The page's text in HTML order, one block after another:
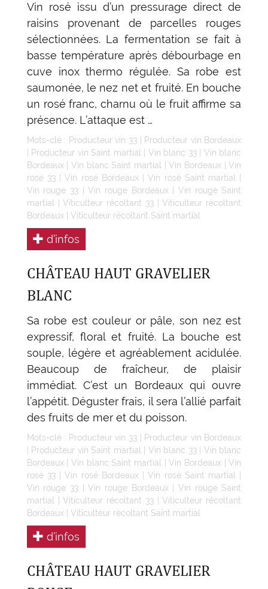
Vin rosé issu d’un pressurage direct de
raisins provenant de parcelles rouges
sélectionnées. La fermentation se fait à
basse température après débourbage en
cuve inox thermo régulée. Sa robe est
saumonée, le nez net et fruité. En bouche
un rosé franc, charnu où le fruit affirme sa
présence. L’attaque est …
Mots-clé : Producteur vin 33
Producteur vin Bordeaux
Producteur vin Saint martial| Vin blanc 33| Vin blanc
Bordeaux|Vin blanc Saint martial |Vin Bordeaux|Vin
rosé 33 |Vin rosé Bordeaux|Vin rosé Saint martial
Vin rouge 33 |Vin rouge Bordeaux| Vin rouge Saint
martial|Viticulteur récoltant 33|Viticulteur récoltant
Bordeaux| Viticulteur récoltant Saint martial
d’infos
CHÂTEAU HAUT GRAVELIER
BLANC
Sa robe est couleur or pâle, son nez est
expressif, floral et fruité. La bouche est
souple, légère et agréablement acidulée.
Beaucoup de fraîcheur, de plaisir
immédiat. C’est un Bordeaux qui ouvre
l’appétit. Déguster frais, il sera l’allié parfait
des fruits de mer et du poisson.
Mots-clé : Producteur vin 33
Producteur vin Bordeaux
Producteur vin Saint martial| Vin blanc 33| Vin blanc
Bordeaux|Vin blanc Saint martial |Vin Bordeaux|Vin
rosé 33 |Vin rosé Bordeaux|Vin rosé Saint martial
Vin rouge 33 |Vin rouge Bordeaux| Vin rouge Saint
martial|Viticulteur récoltant 33|Viticulteur récoltant
Bordeaux| Viticulteur récoltant Saint martial
d’infos
CHÂTEAU HAUT GRAVELIER